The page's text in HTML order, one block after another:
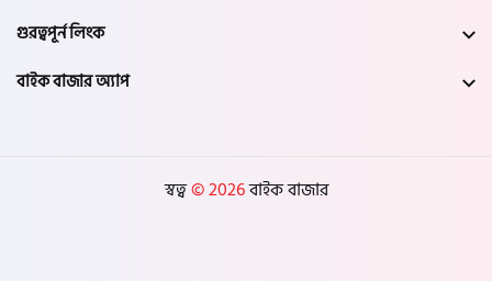
গুরত্বপূর্ন লিংক
বাইক বাজার অ্যাপ
স্বত্ব© 2026বাইক বাজার